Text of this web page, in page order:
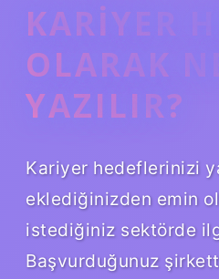
KARIYER
OLARAK
YAZILIR?
Kariyer hedeflerinizi
eklediğinizden emin
istediğiniz sektörde
Başvurduğunuz